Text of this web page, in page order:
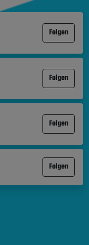
Folgen
Folgen
Folgen
Folgen